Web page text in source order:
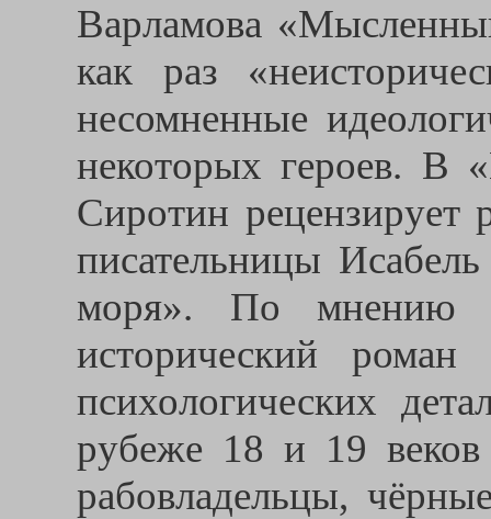
Варламова
как раз
несомненные
некоторых героев. В
Сиротин
писательницы
моря». По мнению
исторический
психологических
рубеже 18 и 19
рабовладельцы,